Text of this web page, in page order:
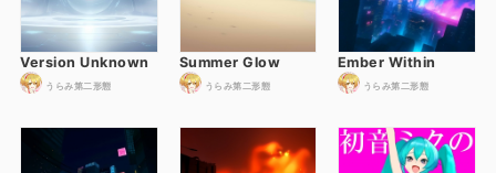
Version Unknown
うらみ第二形態
Summer Glow
うらみ第二形態
Ember Within
うらみ第二形態